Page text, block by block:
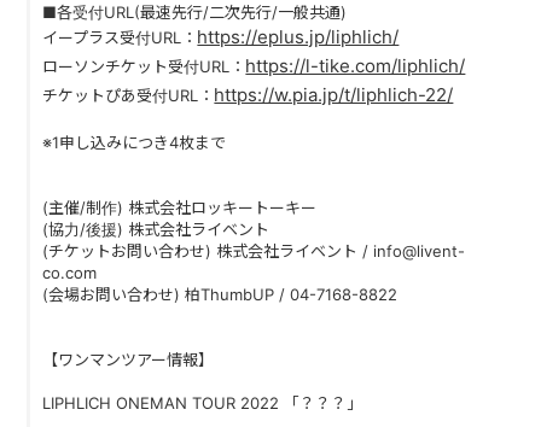
MESSAGE
■各受付URL(最速先行/二次先行/一般共通)
イープラス受付URL： https://eplus.jp/liphlich/
ローソンチケット受付URL： https://l-tike.com/liphlich/
チケットぴあ受付URL： https://w.pia.jp/t/liphlich-22/
※1申し込みにつき4枚まで
(主催/制作) 株式会社ロッキートーキー
(協力/後援) 株式会社ライベント
(チケットお問い合わせ) 株式会社ライベント / info@livent-
co.com
(会場お問い合わせ) 柏ThumbUP / 04-7168-8822
【ワンマンツアー情報】
LIPHLICH ONEMAN TOUR 2022 「？？？」